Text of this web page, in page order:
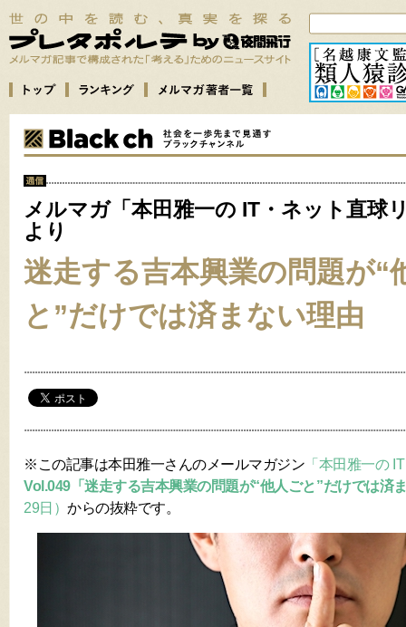
メルマガ「本田雅一の IT・ネット直球
より
迷走する吉本興業の問題が“
と”だけでは済まない理由
※この記事は本田雅一さんのメールマガジン 「本田雅一の
Vol.049「迷走する吉本興業の問題が“他人ごと”だけでは済
29日）からの抜粋です。